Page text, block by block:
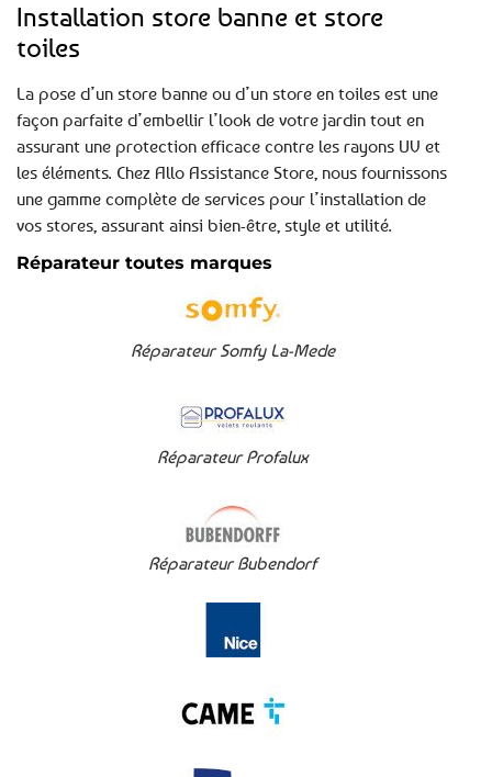
Installation store banne et store
toiles
La pose d’un store banne ou d’un store en toiles est une
façon parfaite d’embellir l’look de votre jardin tout en
assurant une protection efficace contre les rayons UV et
les éléments. Chez Allo Assistance Store, nous fournissons
une gamme complète de services pour l’installation de
vos stores, assurant ainsi bien-être, style et utilité.
Réparateur toutes marques
Réparateur Somfy La-Mede
Réparateur Profalux
Réparateur Bubendorf